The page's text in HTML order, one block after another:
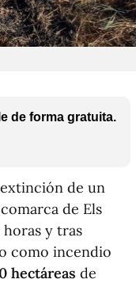
de forma gratuita.
de un
de Els
horas y tras
como incendio
hectáreas de